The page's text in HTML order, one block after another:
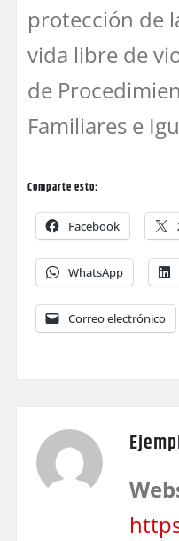
protección de
vida libre de
de
Familiares e
Comparte esto:
Facebook
WhatsApp
Correo electrónico